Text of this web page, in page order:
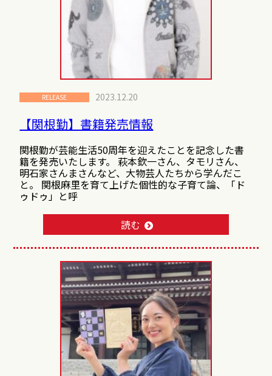
RELEASE 2023.12.20
【関根勤】書籍発売情報
関根勤が芸能生活50周年を迎えたことを記念した書
籍を発売いたします。 萩本欽一さん、タモリさん、
明石家さんまさんなど、大物芸人たちから学んだこ
と。 関根麻里を育て上げた個性的な子育て論、「ド
ゥドゥ」と呼
読む